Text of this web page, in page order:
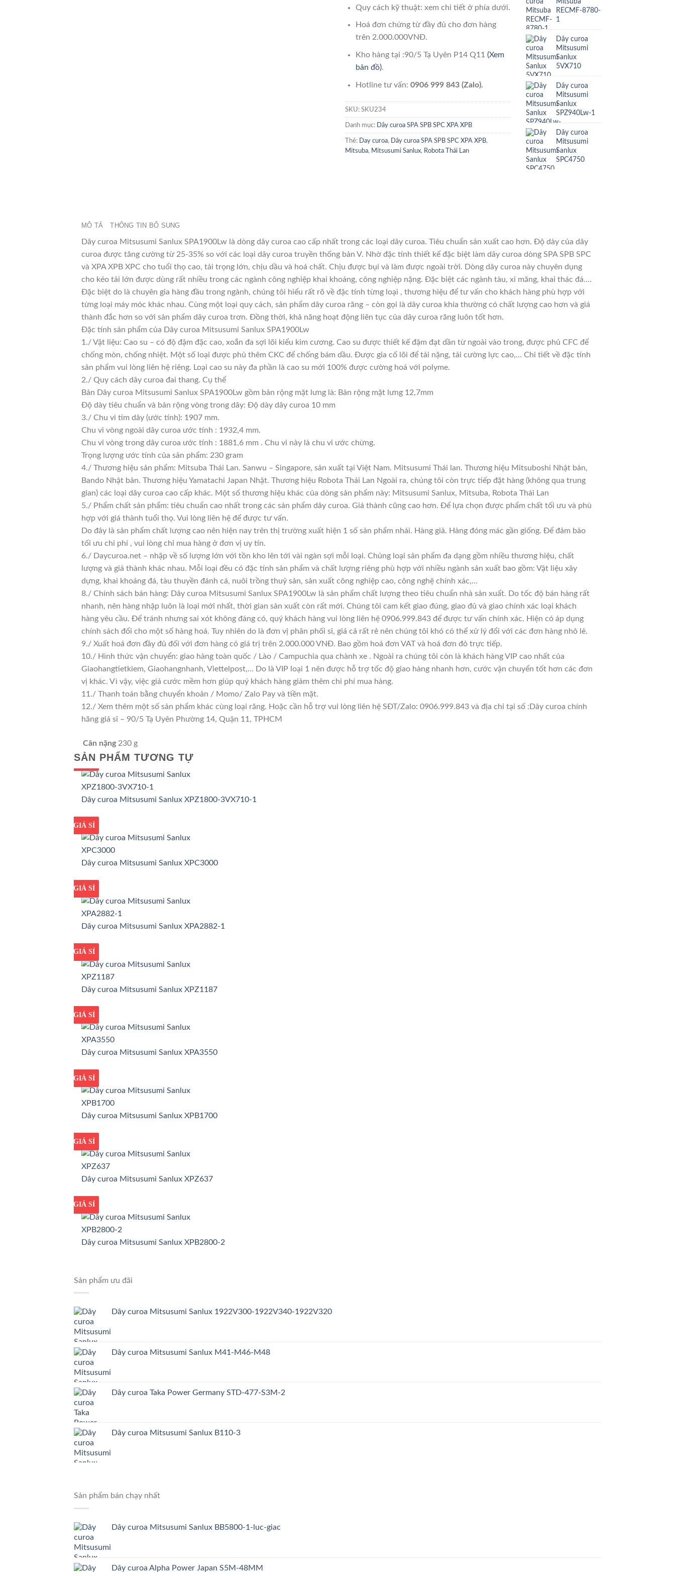
Quy cách kỹ thuật: xem chi tiết ở phía dưới.
Hoá đơn chứng từ đầy đủ cho đơn hàng
trên 2.000.000VNĐ.
Kho hàng tại :90/5 Tạ Uyên P14 Q11 (Xem
bản đồ).
Hotline tư vấn: 0906 999 843 (Zalo).
SKU: SKU234
Danh mục: Dây curoa SPA SPB SPC XPA XPB
Thẻ: Day curoa, Dây curoa SPA SPB SPC XPA XPB,
Mitsuba, Mitsusumi Sanlux, Robota Thái Lan
RECMF-8780-
1
Dây curoa
Mitsusumi
Sanlux
5VX710
Dây curoa
Mitsusumi
Sanlux
SPZ940Lw-1
Dây curoa
Mitsusumi
Sanlux
SPC4750
MÔ TẢ THÔNG TIN BỔ SUNG
Dây curoa Mitsusumi Sanlux SPA1900Lw là dòng dây curoa cao cấp nhất trong các loại dây curoa. Tiêu chuẩn sản xuất cao hơn. Độ dày của dây
curoa được tăng cường từ 25-35% so với các loại dây curoa truyền thống bản V. Nhờ đặc tính thiết kế đặc biệt làm dây curoa dòng SPA SPB SPC
và XPA XPB XPC cho tuổi thọ cao, tải trọng lớn, chịu dầu và hoá chất. Chịu được bụi và làm được ngoài trời. Dòng dây curoa này chuyên dụng
cho kéo tải lớn được dùng rất nhiều trong các ngành công nghiệp khai khoáng, công nghiệp nặng. Đặc biệt các ngành tàu, xi măng, khai thác đá….
Đặc biệt do là chuyên gia hàng đầu trong ngành, chúng tôi hiểu rất rõ về đặc tính từng loại , thương hiệu để tư vấn cho khách hàng phù hợp với
từng loại máy móc khác nhau. Cùng một loại quy cách, sản phẩm dây curoa răng – còn gọi là dây curoa khía thường có chất lượng cao hơn và giá
thành đắc hơn so với sản phẩm dây curoa trơn. Đồng thời, khả năng hoạt động liên tục của dây curoa răng luôn tốt hơn.
Đặc tính sản phẩm của Dây curoa Mitsusumi Sanlux SPA1900Lw
1./ Vật liệu: Cao su – có độ đậm đặc cao, xoắn đa sợi lõi kiểu kim cương. Cao su được thiết kế đậm đạt dần từ ngoài vào trong, được phủ CFC để
chống mòn, chống nhiệt. Một số loại được phủ thêm CKC để chống bám dầu. Được gia cố lõi để tải nặng, tải cường lực cao,… Chi tiết về đặc tính
sản phẩm vui lòng liên hệ riêng. Loại cao su này đa phần là cao su mới 100% được cường hoá với polyme.
2./ Quy cách dây curoa đai thang. Cụ thể
Bản Dây curoa Mitsusumi Sanlux SPA1900Lw gồm bản rộng mặt lưng là: Bản rộng mặt lưng 12,7mm
Độ dày tiêu chuẩn và bản rộng vòng trong dây: Độ dày dây curoa 10 mm
3./ Chu vi tim dây (ước tính): 1907 mm.
Chu vi vòng ngoài dây curoa ước tính : 1932,4 mm.
Chu vi vòng trong dây curoa ước tính : 1881,6 mm . Chu vi này là chu vi ước chừng.
Trọng lượng ước tính của sản phẩm: 230 gram
4./ Thương hiệu sản phẩm: Mitsuba Thái Lan. Sanwu – Singapore, sản xuất tại Việt Nam. Mitsusumi Thái lan. Thương hiệu Mitsuboshi Nhật bản,
Bando Nhật bản. Thương hiệu Yamatachi Japan Nhật. Thương hiệu Robota Thái Lan Ngoài ra, chúng tôi còn trực tiếp đặt hàng (không qua trung
gian) các loại dây curoa cao cấp khác. Một số thương hiệu khác của dòng sản phẩm này: Mitsusumi Sanlux, Mitsuba, Robota Thái Lan
5./ Phẩm chất sản phẩm: tiêu chuẩn cao nhất trong các sản phẩm dây curoa. Giá thành cũng cao hơn. Để lựa chọn được phẩm chất tối ưu và phù
hợp với giá thành tuổi thọ. Vui lòng liên hệ để được tư vấn.
Do đây là sản phẩm chất lượng cao nên hiện nay trên thị trường xuất hiện 1 số sản phẩm nhái. Hàng giả. Hàng đóng mác gần giống. Để đảm bảo
tối ưu chi phí , vui lòng chỉ mua hàng ở đơn vị uy tín.
6./ Daycuroa.net – nhập về số lượng lớn với tồn kho lên tới vài ngàn sợi mỗi loại. Chủng loại sản phẩm đa dạng gồm nhiều thương hiệu, chất
lượng và giá thành khác nhau. Mỗi loại đều có đặc tính sản phẩm và chất lượng riêng phù hợp với nhiều ngành sản xuất bao gồm: Vật liệu xây
dựng, khai khoáng đá, tàu thuyền đánh cá, nuôi trồng thuỷ sản, sản xuất công nghiệp cao, công nghệ chính xác,…
8./ Chính sách bán hàng: Dây curoa Mitsusumi Sanlux SPA1900Lw là sản phẩm chất lượng theo tiêu chuẩn nhà sản xuất. Do tốc độ bán hàng rất
nhanh, nên hàng nhập luôn là loại mới nhất, thời gian sản xuất còn rất mới. Chúng tôi cam kết giao đúng, giao đủ và giao chính xác loại khách
hàng yêu cầu. Để tránh nhưng sai xót không đáng có, quý khách hàng vui lòng liên hệ 0906.999.843 để được tư vấn chính xác. Hiện có áp dụng
chính sách đổi cho một số hàng hoá. Tuy nhiên do là đơn vị phân phối sỉ, giá cả rất rẻ nên chúng tôi khó có thể xử lý đổi với các đơn hàng nhỏ lẻ.
9./ Xuất hoá đơn đầy đủ đối với đơn hàng có giá trị trên 2.000.000 VNĐ. Bao gồm hoá đơn VAT và hoá đơn đỏ trực tiếp.
10./ Hình thức vận chuyển: giao hàng toàn quốc / Lào / Campuchia qua chành xe . Ngoài ra chúng tôi còn là khách hàng VIP cao nhất của
Giaohangtietkiem, Giaohangnhanh, Viettelpost,… Do là VIP loại 1 nên được hỗ trợ tốc độ giao hàng nhanh hơn, cước vận chuyển tốt hơn các đơn
vị khác. Vì vậy, việc giá cước mềm hơn giúp quý khách hàng giảm thêm chi phí mua hàng.
11./ Thanh toán bằng chuyển khoản / Momo/ Zalo Pay và tiền mặt.
12./ Xem thêm một số sản phẩm khác cùng loại răng. Hoặc cần hỗ trợ vui lòng liên hệ SĐT/Zalo: 0906.999.843 và địa chỉ tại số :Dây curoa chính
hãng giá sỉ – 90/5 Tạ Uyên Phường 14, Quận 11, TPHCM
Cân nặng 230 g
SẢN PHẨM TƯƠNG TỰ
GIÁ TỐT
GIÁ SỈ
Dây curoa Mitsusumi Sanlux XPZ1800-3VX710-1
GIÁ TỐT
GIÁ SỈ
Dây curoa Mitsusumi Sanlux XPC3000
GIÁ TỐT
GIÁ SỈ
Dây curoa Mitsusumi Sanlux XPA2882-1
GIÁ TỐT
GIÁ SỈ
Dây curoa Mitsusumi Sanlux XPZ1187
GIÁ TỐT
GIÁ SỈ
Dây curoa Mitsusumi Sanlux XPA3550
GIÁ TỐT
GIÁ SỈ
Dây curoa Mitsusumi Sanlux XPB1700
GIÁ TỐT
GIÁ SỈ
Dây curoa Mitsusumi Sanlux XPZ637
GIÁ TỐT
GIÁ SỈ
Dây curoa Mitsusumi Sanlux XPB2800-2
Sản phẩm ưu đãi
Dây curoa Mitsusumi Sanlux 1922V300-1922V340-1922V320
Dây curoa Mitsusumi Sanlux M41-M46-M48
Dây curoa Taka Power Germany STD-477-S3M-2
Dây curoa Mitsusumi Sanlux B110-3
Sản phẩm bán chạy nhất
Dây curoa Mitsusumi Sanlux BB5800-1-luc-giac
Dây curoa Alpha Power Japan S5M-48MM